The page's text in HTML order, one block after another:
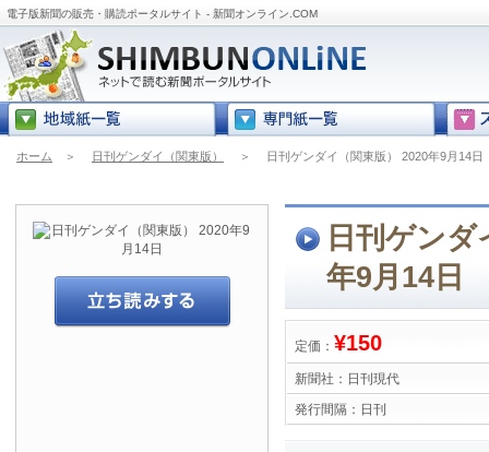
電子版新聞の販売・購読ポータルサイト - 新聞オンライン.COM
ホーム ＞ 日刊ゲンダイ（関東版） ＞ 日刊ゲンダイ（関東版） 2020年9月14日
日刊ゲン
年9月14日
定価： ¥150
新聞社： 日刊現代
発行間隔： 日刊